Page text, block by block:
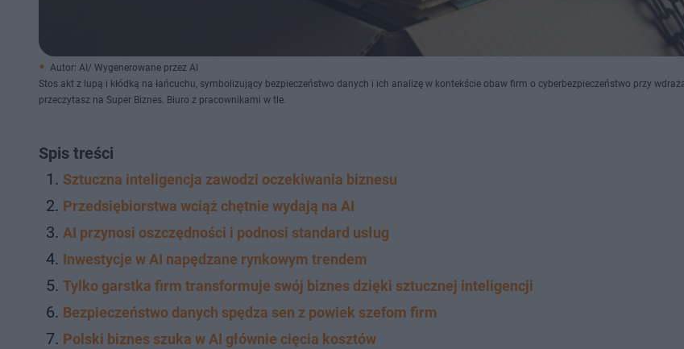
Autor: AI/ Wygenerowane przez AI
Stos akt z lupą i kłódką na łańcuchu, symbolizujący bezpieczeństwo danych i ich analizę w kontekście obaw firm o cyberbezpieczeństwo przy
przeczytasz na Super Biznes. Biuro z pracownikami w tle.
Spis treści
Sztuczna inteligencja zawodzi oczekiwania biznesu
Przedsiębiorstwa wciąż chętnie wydają na AI
AI przynosi oszczędności i podnosi standard usług
Inwestycje w AI napędzane rynkowym trendem
Tylko garstka firm transformuje swój biznes dzięki sztucznej inteligencji
Bezpieczeństwo danych spędza sen z powiek szefom firm
Polski biznes szuka w AI głównie cięcia kosztów